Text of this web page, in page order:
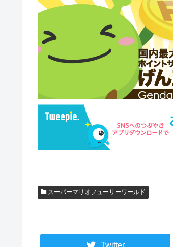
スーパーマリオフューリーワールド
Twitter